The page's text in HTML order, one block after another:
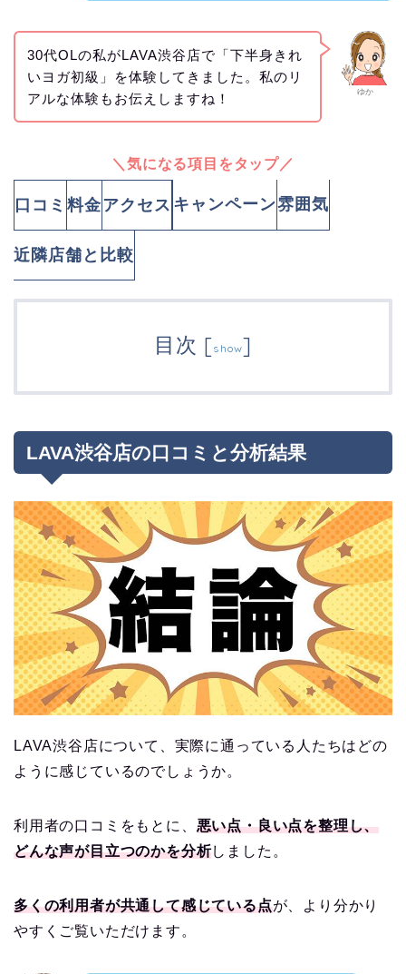
ゆか
30代OLの私がLAVA渋谷店で「下半身きれ
いヨガ初級」を体験してきました。私のリ
アルな体験もお伝えしますね！
＼気になる項目をタップ／
口コミ 料金アクセス キャンペーン雰囲気
近隣店舗と比較
目次 [show]
LAVA渋谷店の口コミと分析結果
LAVA渋谷店について、実際に通っている人たちはどの
ように感じているのでしょうか。
利用者の口コミをもとに、 悪い点・良い点を整理し、
どんな声が目立つのかを分析しました。
多くの利用者が共通して感じている点が、より分かり
やすくご覧いただけます。